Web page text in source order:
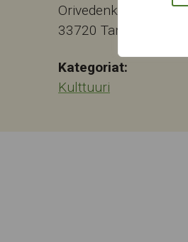
Orivedenkatu 28
33720 Tampere
Kategoriat:
Kulttuuri